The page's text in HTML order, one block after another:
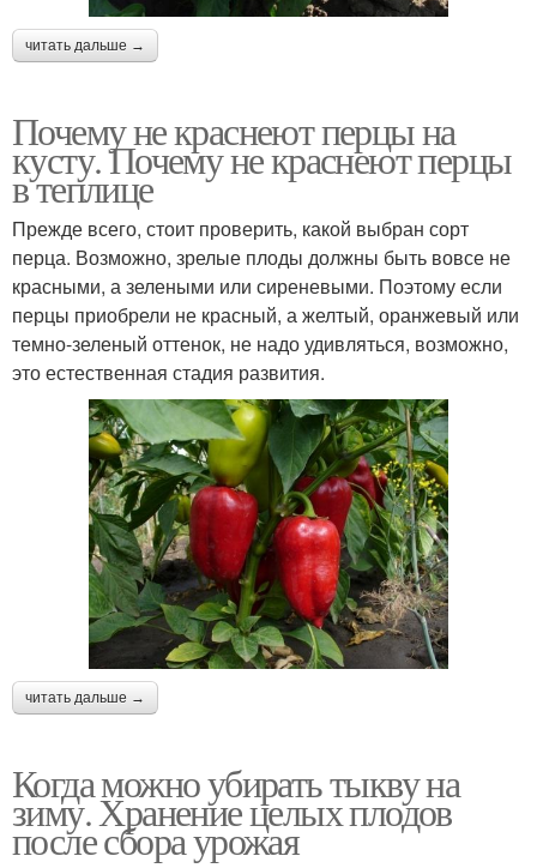
читать дальше →
Почему не краснеют перцы на
кусту. Почему не краснеют перцы
в теплице
Прежде всего, стоит проверить, какой выбран сорт
перца. Возможно, зрелые плоды должны быть вовсе не
красными, а зелеными или сиреневыми. Поэтому если
перцы приобрели не красный, а желтый, оранжевый или
темно-зеленый оттенок, не надо удивляться, возможно,
это естественная стадия развития.
читать дальше →
Когда можно убирать тыкву на
зиму. Хранение целых плодов
после сбора урожая